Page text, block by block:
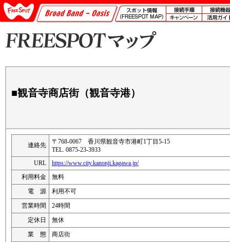
■観音寺商店街（観音寺港）
連絡先
〒768-0067 香川県観音寺市港町1丁目5-15
TEL. 0875-23-3933
URL
https://www.city.kanonji.kagawa.jp/
利用料金
無料
電 源
利用不可
営業時間
24時間
定休日
無休
業 態
商店街